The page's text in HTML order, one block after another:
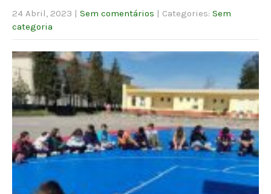
24 Abril, 2023 | Sem comentários | Categories: Sem
categoria